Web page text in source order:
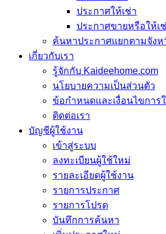
ประกาศให้เช่า
ประกาศขายหรือให้เ
ค้นหาประกาศแยกตามจังห
เกี่ยวกับเรา
รู้จักกับ Kaideehome.com
นโยบายความเป็นส่วนตัว
ข้อกำหนดและเงื่อนไขการ
ติดต่อเรา
บัญชีผู้ใช้งาน
เข้าสู่ระบบ
ลงทะเบียนผู้ใช้ใหม่
รายละเอียดผู้ใช้งาน
รายการประกาศ
รายการโปรด
บันทึกการค้นหา